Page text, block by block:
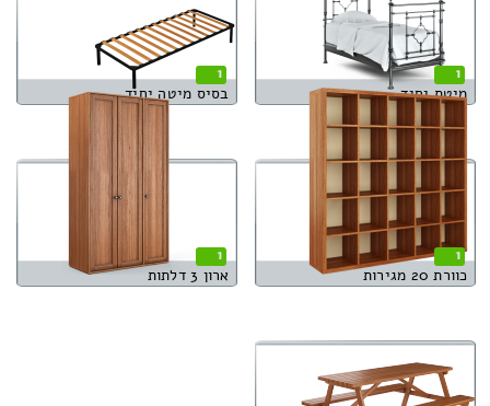
1
מיטת יחיד
1
בסיס מיטה יחיד
1
כוורת 20 מגירות
1
ארון 3 דלתות